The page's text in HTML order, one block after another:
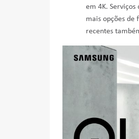
em 4K.
mais opções de
recentes